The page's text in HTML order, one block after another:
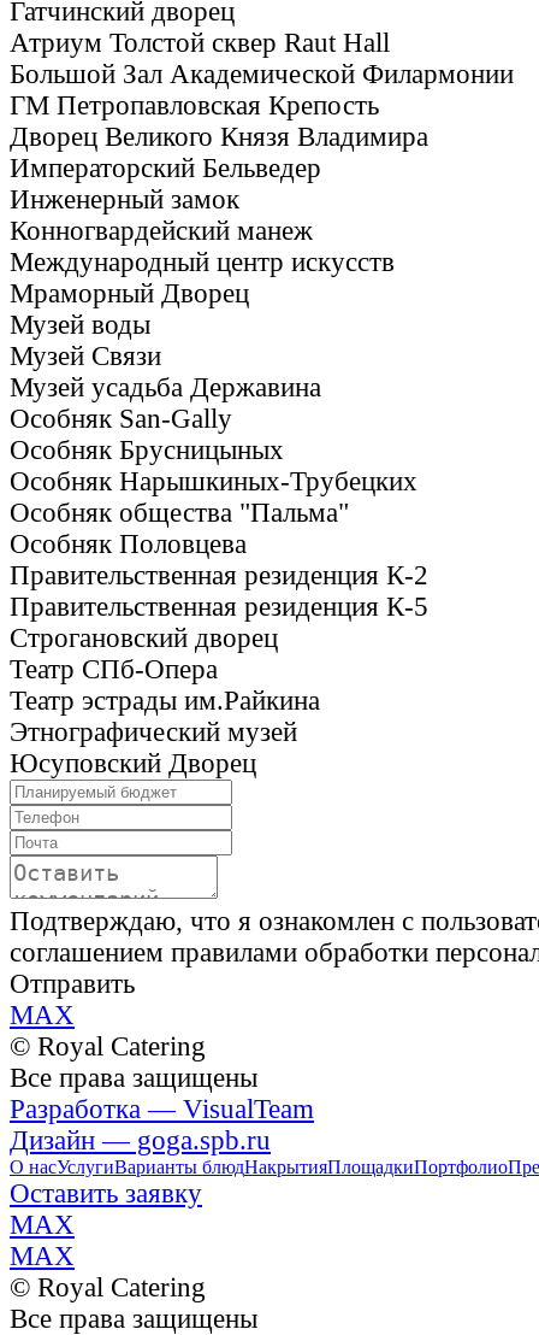
Гатчинский дворец
Атриум Толстой сквер Raut Hall
Большой Зал Академической Филармонии
ГМ Петропавловская Крепость
Дворец Великого Князя Владимира
Императорский Бельведер
Инженерный замок
Конногвардейский манеж
Международный центр искусств
Мраморный Дворец
Музей воды
Музей Связи
Музей усадьба Державина
Особняк San-Gally
Особняк Брусницыных
Особняк Нарышкиных-Трубецких
Особняк общества "Пальма"
Особняк Половцева
Правительственная резиденция К-2
Правительственная резиденция К-5
Строгановский дворец
Театр СПб-Опера
Театр эстрады им.Райкина
Этнографический музей
Юсуповский Дворец
Подтверждаю, что я ознакомлен с
соглашением правилами обработки
Отправить
MAX
© Royal Catering
Все права защищены
Разработка — VisualTeam
Дизайн — goga.spb.ru
О насУслугиВарианты блюдНакрытияПлощадкиПортфолио
Оставить заявку
MAX
MAX
© Royal Catering
Все права защищены